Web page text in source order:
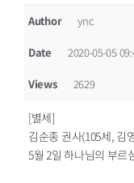
Author ync
Date 2020-05-05
Views 2629
[별세]
김순종 권사(105세, 김
5월 2일 하나님의 부르